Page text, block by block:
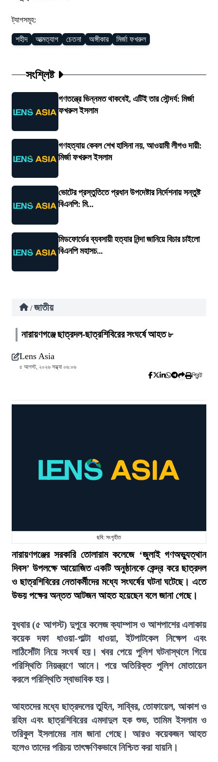
ট্যাগসমূহ:
শহীদ আত্মত্যাগ চেতনা অঙ্গীকার মির্জা ফখরুল
সংশ্লিষ্ট
গণতন্ত্রে ভিন্নমত থাকবেই, এটিই তার সৌন্দর্য: মির্জা
ফখরুল ইসলাম
গণহত্যায় কেবল শেখ হাসিনা নয়, আওয়ামী লীগও দায়ী:
মির্জা ফখরুল ইসলাম
ভোটের প্রস্তুতিতে প্রধান উপদেষ্টার নির্দেশনায় সন্তুষ্ট
বিএনপি: মি...
মিডফোর্ডের ব্যবসায়ী হত্যার নিন্দা জানিয়ে বিচার চাইলো
বিএনপি মহাসচ...
/ জাতীয়
নারায়ণগঞ্জে ছাত্রদল-ছাত্রশিবিরের সংঘর্ষে আহত ৮
Lens Asia
৫ আগস্ট, ২০২৬ সন্ধ্যা ০৬:০৬
প্রিন্ট
ছবি: সংগৃহীত
নারায়ণগঞ্জের সরকারি তোলারাম কলেজে ‘জুলাই গণঅভ্যুত্থান
দিবস’ উপলক্ষে আয়োজিত একটি অনুষ্ঠানকে কেন্দ্র করে ছাত্রদল
ও ছাত্রশিবিরের নেতাকর্মীদের মধ্যে সংঘর্ষের ঘটনা ঘটেছে। এতে
উভয় পক্ষের অন্তত আটজন আহত হয়েছেন বলে জানা গেছে।
বুধবার (৫ আগস্ট) দুপুরে কলেজ ক্যাম্পাস ও আশপাশের এলাকায়
কয়েক দফা ধাওয়া-পাল্টা ধাওয়া, ইটপাটকেল নিক্ষেপ এবং
লাঠিসোঁটা নিয়ে সংঘর্ষ হয়। খবর পেয়ে পুলিশ ঘটনাস্থলে গিয়ে
পরিস্থিতি নিয়ন্ত্রণে আনে। পরে অতিরিক্ত পুলিশ মোতায়েন
করলে পরিস্থিতি স্বাভাবিক হয়।
আহতদের মধ্যে ছাত্রদলের তুহিন, সাব্বির, তোফায়েল, আকাশ ও
রহিম এবং ছাত্রশিবিরের এমদাদুল হক শুভ, তামিম ইসলাম ও
তরিকুল ইসলামের নাম জানা গেছে। আরও কয়েকজন আহত
হলেও তাদের পরিচয় তাৎক্ষণিকভাবে নিশ্চিত করা যায়নি।